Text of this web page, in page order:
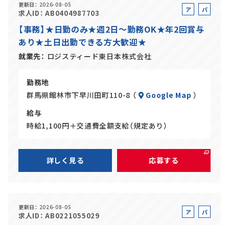
更新日 2026-08-05
求人ID AB0404987703
ア
バ
パ
ト
【事務】★日勤のみ★週2日～勤務OK★年2回賞与
あり★土日出勤できる方大歓迎★
就業先 ロジスティード東日本株式会社
勤務地
群馬県館林市下早川田町110-8 （
Google Map ）
給与
時給1,100円＋交通費全額支給（規定あり）
詳しく見る 応募する
更新日 2026-08-05
求人ID AB0221055029
ア
パ